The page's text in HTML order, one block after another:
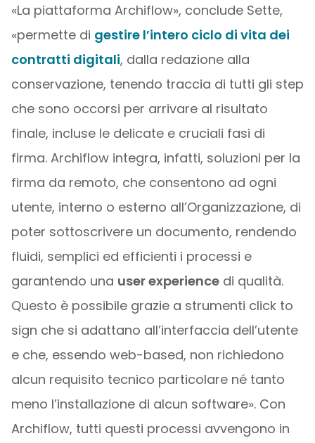
«La piattaforma Archiflow», conclude Sette,
«permette di gestire l’intero ciclo di vita dei
contratti digitali, dalla redazione alla
conservazione, tenendo traccia di tutti gli step
che sono occorsi per arrivare al risultato
finale, incluse le delicate e cruciali fasi di
firma. Archiflow integra, infatti, soluzioni per la
firma da remoto, che consentono ad ogni
utente, interno o esterno all’Organizzazione, di
poter sottoscrivere un documento, rendendo
fluidi, semplici ed efficienti i processi e
garantendo una user experiencedi qualità.
Questo è possibile grazie a strumenti click to
sign che si adattano all’interfaccia dell’utente
e che, essendo web-based, non richiedono
alcun requisito tecnico particolare né tanto
meno l’installazione di alcun software». Con
Archiflow, tutti questi processi avvengono in